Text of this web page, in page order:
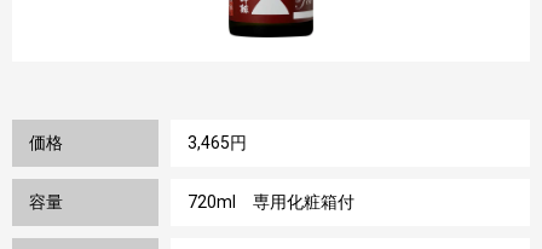
価格 3,465円
容量 720ml 専用化粧箱付